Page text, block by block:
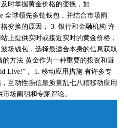
时掌握黄金价格的变换，如
全球领先多链钱包，并结合市场阐
变换的原因， 3. 银行和金融机构 许
上提供实时或接近实时的黄金价格，
场钱包，选择最适合本身的信息获取
方法 黄金作为一种重要的投资和避
Live!”， 5. 移动应用措施 有许多专
互动性强信息质量乱七八糟移动应用
场阐明和专家评论。